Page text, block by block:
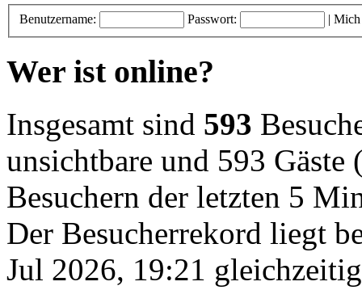
Benutzername: Passwort: | Mich
Wer ist online?
Insgesamt sind 593
unsichtbare und 593 Gäste
Besuchern der letzten 5
Der Besucherrekord liegt
Jul 2026, 19:21